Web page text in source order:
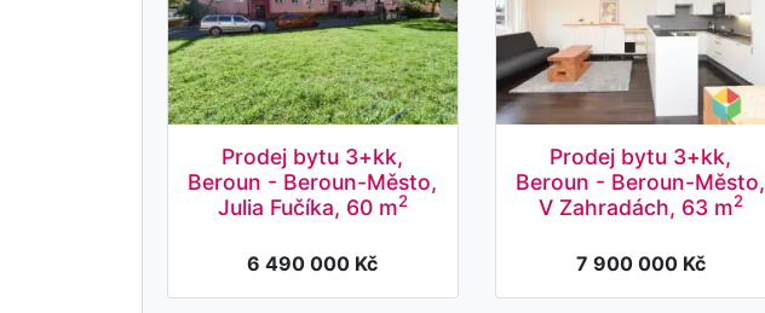
Prodej bytu 3+kk,
Beroun - Beroun-Město,
Julia Fučíka, 60 m2
6 490 000 Kč
Prodej bytu 3+kk,
Beroun - Beroun-Město,
V Zahradách, 63 m2
7 900 000 Kč